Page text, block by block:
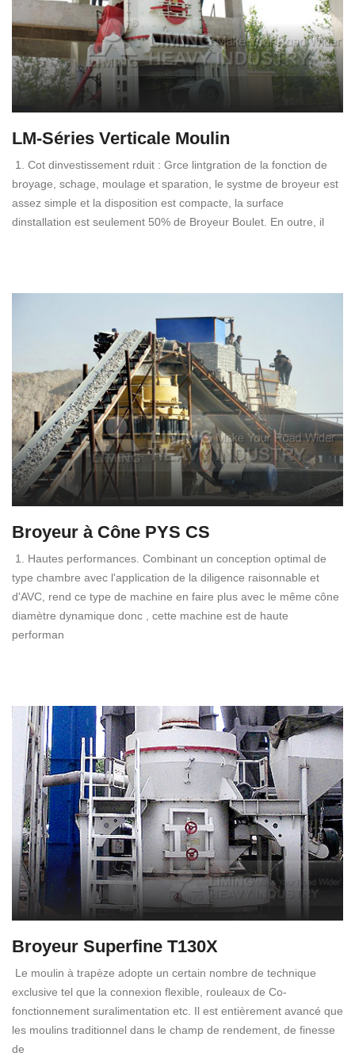
LM-Séries Verticale Moulin
1. Cot dinvestissement rduit : Grce lintgration de la fonction de
broyage, schage, moulage et sparation, le systme de broyeur est
assez simple et la disposition est compacte, la surface
dinstallation est seulement 50% de Broyeur Boulet. En outre, il
Broyeur à Cône PYS CS
1. Hautes performances. Combinant un conception optimal de
type chambre avec l'application de la diligence raisonnable et
d'AVC, rend ce type de machine en faire plus avec le même cône
diamètre dynamique donc , cette machine est de haute
performan
Broyeur Superfine T130X
Le moulin à trapèze adopte un certain nombre de technique
exclusive tel que la connexion flexible, rouleaux de Co-
fonctionnement suralimentation etc. Il est entièrement avancé que
les moulins traditionnel dans le champ de rendement, de finesse
de